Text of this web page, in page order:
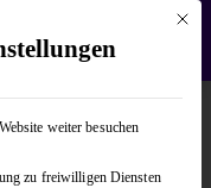
Mit
weiter besuchen
zu freiwilligen Diensten